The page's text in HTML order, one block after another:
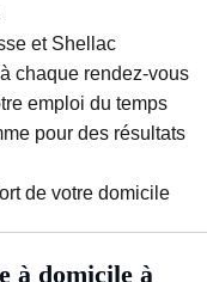
et Shellac
chaque rendez-vous
emploi du temps
pour des résultats
de votre domicile
à domicile à